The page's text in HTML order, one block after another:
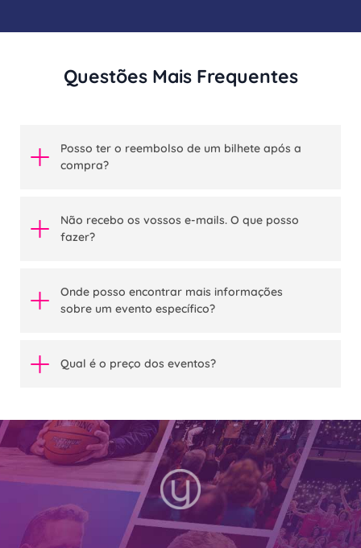
Questões Mais Frequentes
Posso ter o reembolso de um bilhete após a
compra?
Não recebo os vossos e-mails. O que posso
fazer?
Onde posso encontrar mais informações
sobre um evento específico?
Qual é o preço dos eventos?